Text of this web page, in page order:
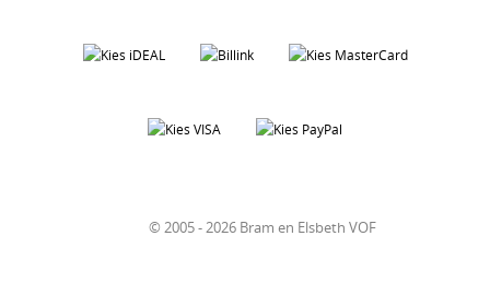
© 2005 - 2026 Bram en Elsbeth VOF